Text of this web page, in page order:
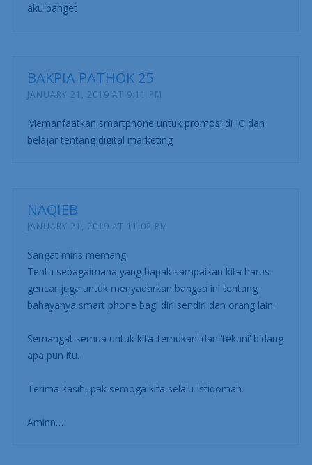
aku banget
BAKPIA PATHOK 25
JANUARY 21, 2019 AT 9:11 PM
Memanfaatkan smartphone untuk promosi di IG dan
belajar tentang digital marketing
NAQIEB
JANUARY 21, 2019 AT 11:02 PM
Sangat miris memang.
Tentu sebagaimana yang bapak sampaikan kita harus
gencar juga untuk menyadarkan bangsa ini tentang
bahayanya smart phone bagi diri sendiri dan orang lain.
Semangat semua untuk kita ‘temukan’ dan ‘tekuni’ bidang
apa pun itu.
Terima kasih, pak semoga kita selalu Istiqomah.
Aminn…